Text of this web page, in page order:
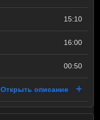
15:10
16:00
00:50
Открыть описание